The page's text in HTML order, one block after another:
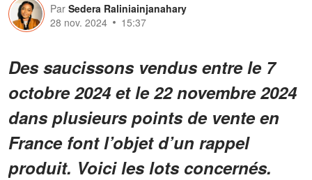
Par Sedera Raliniainjanahary
28 nov. 2024
15:37
Des saucissons vendus entre le 7
octobre 2024 et le 22 novembre 2024
dans plusieurs points de vente en
France font l’objet d’un rappel
produit. Voici les lots concernés.